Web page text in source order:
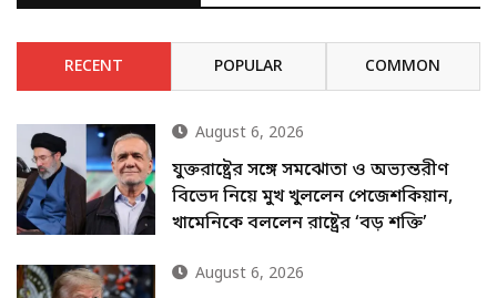
RECENT POPULAR COMMON
August 6, 2026
যুক্তরাষ্ট্রের সঙ্গে সমঝোতা ও অভ্যন্তরীণ
বিভেদ নিয়ে মুখ খুললেন পেজেশকিয়ান,
খামেনিকে বললেন রাষ্ট্রের ‘বড় শক্তি’
August 6, 2026